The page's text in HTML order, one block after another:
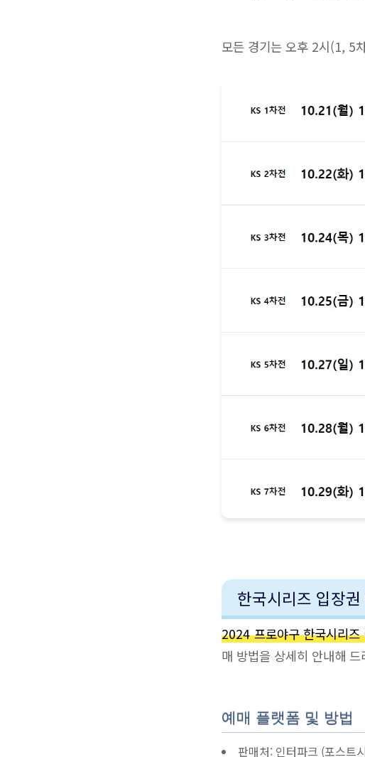
모든 경기는 오후 2시(1, 5
한국시리즈 입장
2024 프로야구 한국시리즈
매 방법을 상세히 안내해 드
예매 플랫폼 및 방법
판매처: 인터파크 (포스트